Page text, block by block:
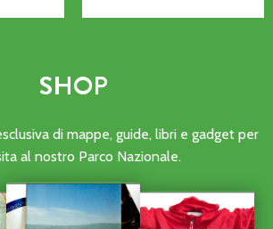
SHOP
di mappe, guide, libri e gadget per
al nostro Parco Nazionale.